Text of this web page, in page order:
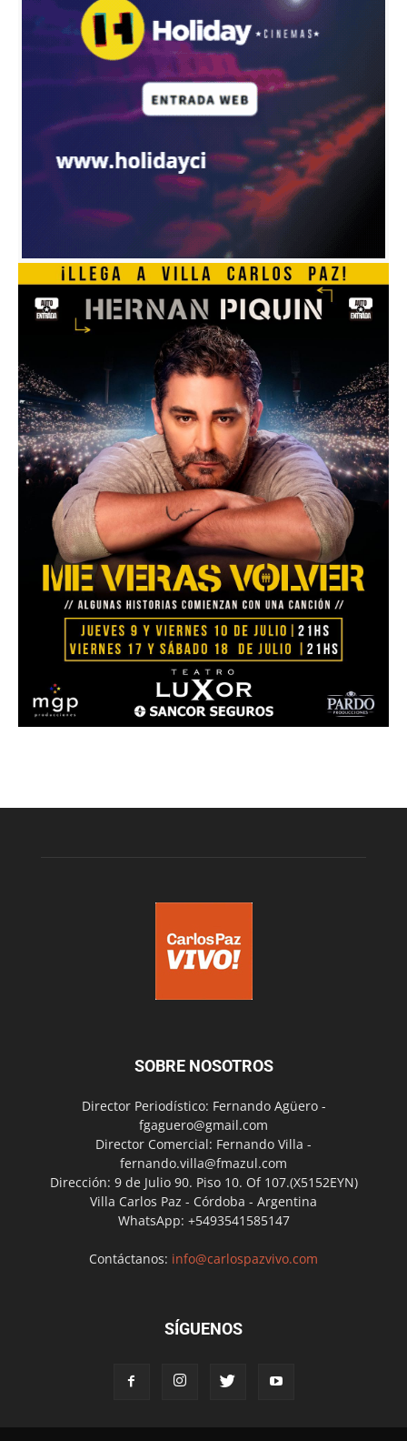
SOBRE NOSOTROS
Director Periodístico: Fernando Agüero -
fgaguero@gmail.com
Director Comercial: Fernando Villa -
fernando.villa@fmazul.com
Dirección: 9 de Julio 90. Piso 10. Of 107.(X5152EYN)
Villa Carlos Paz - Córdoba - Argentina
WhatsApp: +5493541585147
Contáctanos: info@carlospazvivo.com
SÍGUENOS